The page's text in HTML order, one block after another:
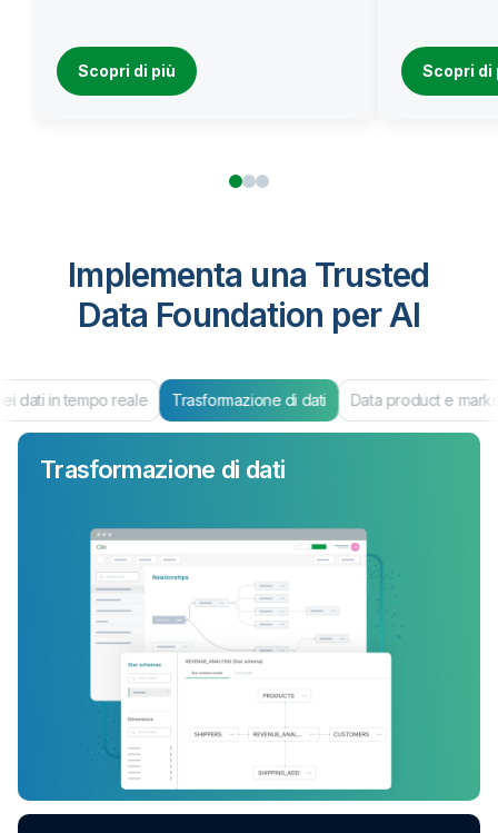
Scopri di più Scopri di
Implementa una Trusted
Data Foundation per AI
dati in tempo reale Trasformazione di dati Data product e
Trasformazione di dati